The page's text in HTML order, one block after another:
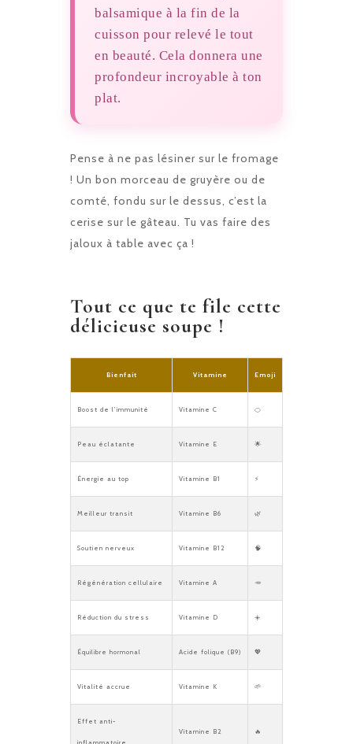
balsamique à la fin de la
cuisson pour relevé le tout
en beauté. Cela donnera une
profondeur incroyable à ton
plat.
Pense à ne pas lésiner sur le fromage
! Un bon morceau de gruyère ou de
comté, fondu sur le dessus, c’est la
cerise sur le gâteau. Tu vas faire des
jaloux à table avec ça !
Tout ce que te file cette
délicieuse soupe !
Bienfait Vitamine Emoji
Boost de l’immunité Vitamine C 🍊
Peau éclatante Vitamine E 🌟
Énergie au top Vitamine B1 ⚡
Meilleur transit Vitamine B6 🌿
Soutien nerveux Vitamine B12 🧠
Régénération cellulaire Vitamine A 🥕
Réduction du stress Vitamine D ☀️
Équilibre hormonal Acide folique (B9) 💖
Vitalité accrue Vitamine K 🌱
Effet anti-
inflammatoire
Vitamine B2 🔥